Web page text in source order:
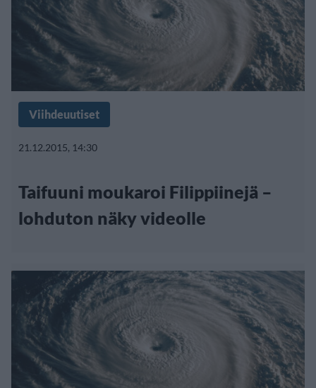
Viihdeuutiset
21.12.2015, 14:30
Taifuuni moukaroi Filippiinejä –
lohduton näky videolle